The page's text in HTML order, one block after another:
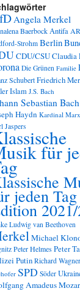
Angela Merkel
BaerbockAntifa
StrohmBerlin
CDU/CSUClaudia
Die Grünen Familie
SchubertFriedrich
Islam J.S. Bach
Sebastian Bach
Haydn Kardinal Marx
Jaspers
für
jeden
Ludwig van Beethoven
Michael
Peter HelmesPeter
Putin Richard Wagner
SPD Söder
Amadeus